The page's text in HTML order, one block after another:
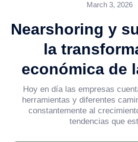
March 3, 2026
Nearshoring y
la
económica de
Hoy en día las empresas
herramientas y diferentes
constantemente al
tendencias que